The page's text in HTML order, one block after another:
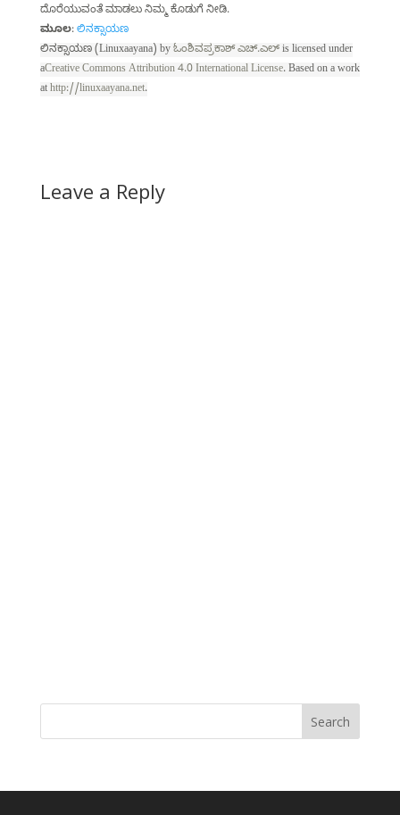
ದೊರೆಯುವಂತೆ ಮಾಡಲು ನಿಮ್ಮ ಕೊಡುಗೆ ನೀಡಿ.
ಮೂಲ:ಲಿನಕ್ಸಾಯಣ
ಲಿನಕ್ಸಾಯಣ (Linuxaayana) byಓಂಶಿವಪ್ರಕಾಶ್ ಎಚ್.ಎಲ್is licensed under
aCreative Commons Attribution 4.0 International License.Based on a work
athttp://linuxaayana.net.
Leave a Reply